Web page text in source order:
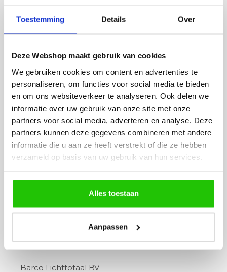
Toestemming Details Over
Deze Webshop maakt gebruik van cookies
We gebruiken cookies om content en advertenties te
personaliseren, om functies voor social media te bieden
en om ons websiteverkeer te analyseren. Ook delen we
informatie over uw gebruik van onze site met onze
partners voor social media, adverteren en analyse. Deze
partners kunnen deze gegevens combineren met andere
informatie die u aan ze heeft verstrekt of die ze hebben
verzameld op basis van uw gebruik van hun services.
Alles toestaan
Aanpassen
voren weten wat een retour ongeveer gaat
kosten? Neem dan contact met ons op.
Retourneren van aankopen
uit onze winkel
Artikelen die zijn gekocht in onze winkel kunnen
binnen
14 dagen na aankoop
worden
geretourneerd of geruild, op vertoon van de
originele kassabon of de digitale kassabon die u
per e-mail heeft ontvangen.
Let op: Op opruimingsartikelen geven wij geen
Klik hier om het retourformulier te downloaden
Barco Lichttotaal BV